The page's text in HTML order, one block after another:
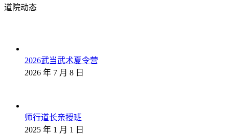
道院动态
2026武当武术夏令营
2026 年 7 月 8 日
师行道长亲授班
2025 年 1 月 1 日